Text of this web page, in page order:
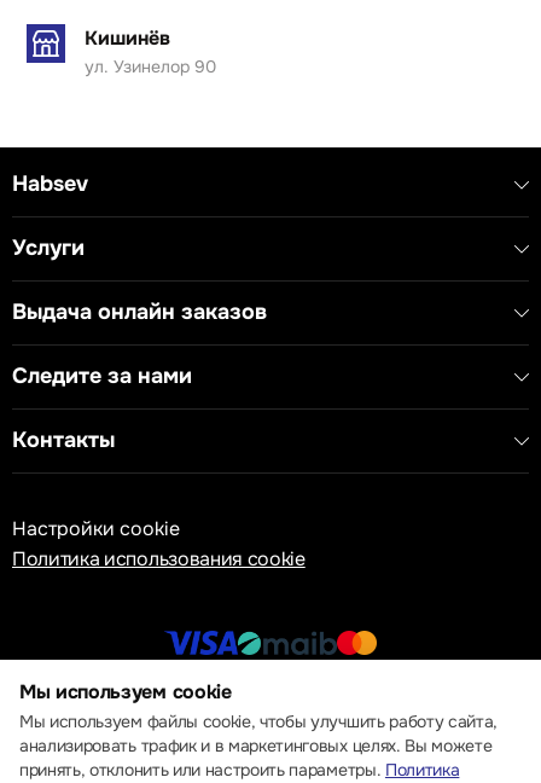
Кишинёв
ул. Узинелор 90
Habsev
Услуги
Выдача онлайн заказов
Следите за нами
Контакты
Настройки cookie
Политика использования cookie
© 2013 – 2026 ECOM
Мы используем cookie
Мы используем файлы cookie, чтобы улучшить работу сайта,
анализировать трафик и в маркетинговых целях. Вы можете
принять, отклонить или настроить параметры. Политика